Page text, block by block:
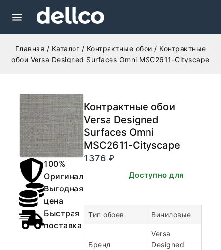
Главная / Каталог / Контрактные обои / Контрактные
обои Versa Designed Surfaces Omni MSC2611-Cityscape
100%
Оригинал
Выгодная
цена
Быстрая
поставка
Контрактные обои
Versa Designed
Surfaces Omni
MSC2611-Cityscape
1376 ₽
В наличии. Доступно для
Тип обоев Виниловые
Бренд
Versa
Designed